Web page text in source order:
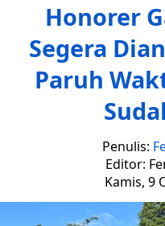
Honorer
Segera
Paruh
Penulis:
Editor:
Kamis, 9